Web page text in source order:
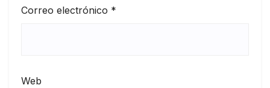
Correo electrónico *
Web